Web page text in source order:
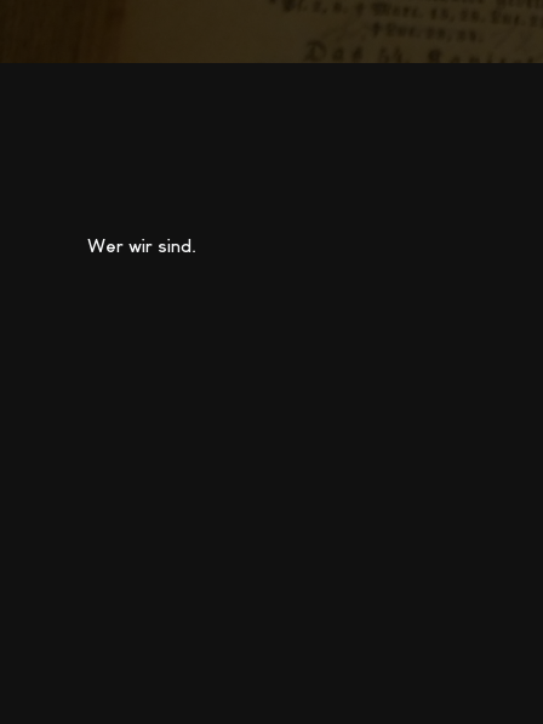
Wer wir sind